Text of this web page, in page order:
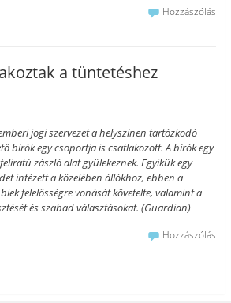
Hozzászólás
a tüntetéshez
jogi szervezet a helyszínen tartózkodó
bírók egy csoportja is csatlakozott. A bírók egy
zászló alat gyülekeznek. Egyikük egy
intézett a közelében állókhoz, ebben a
felelősségre vonását követelte, valamint a
és szabad választásokat. (Guardian)
Hozzászólás